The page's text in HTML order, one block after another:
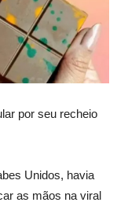
por seu recheio
Unidos, havia
as mãos na viral